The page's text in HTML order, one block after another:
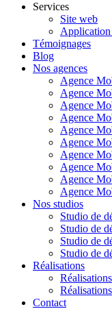
Services
Site web
Témoignages
Blog
Nos agences
Agence
Agence
Agence
Agence
Agence
Agence
Agence
Agence
Agence
Agence
Nos studios
Studio de
Studio de
Studio de
Studio de
Réalisations
Contact